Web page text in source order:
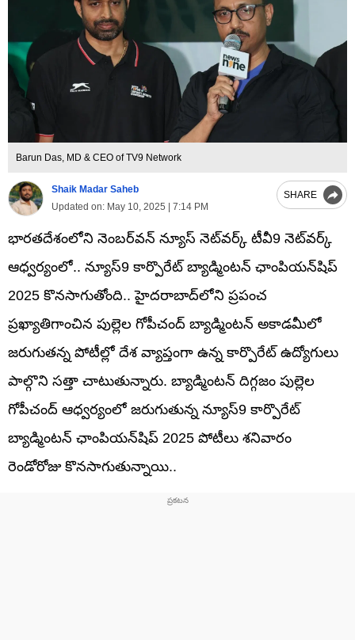
Barun Das, MD & CEO of TV9 Network
Shaik Madar Saheb
Updated on: May 10, 2025 | 7:14 PM
SHARE
భారతదేశంలోని నెంబర్‌వన్ న్యూస్ నెట్‌వర్క్ టీవీ9 నెట్‌వర్క్
ఆధ్వర్యంలో.. న్యూస్9 కార్పొరేట్ బ్యాడ్మింటన్ ఛాంపియన్‌షిప్
2025 కొనసాగుతోంది.. హైదరాబాద్‌లోని ప్రపంచ
ప్రఖ్యాతిగాంచిన పుల్లెల గోపీచంద్ బ్యాడ్మింటన్ అకాడమీలో
జరుగుతన్న పోటీల్లో దేశ వ్యాప్తంగా ఉన్న కార్పొరేట్ ఉద్యోగులు
పాల్గొని సత్తా చాటుతున్నారు. బ్యాడ్మింటన్ దిగ్గజం పుల్లెల
గోపీచంద్ ఆధ్వర్యంలో జరుగుతున్న న్యూస్9 కార్పొరేట్
బ్యాడ్మింటన్ ఛాంపియన్‌షిప్ 2025 పోటీలు శనివారం
రెండోరోజు కొనసాగుతున్నాయి..